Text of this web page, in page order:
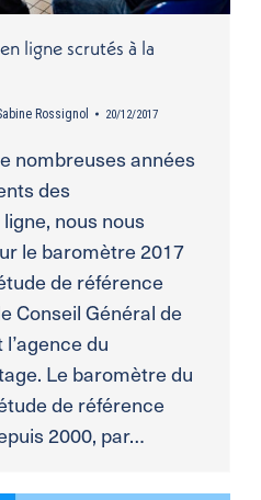
ligne scrutés à la
Rossignol 20/12/2017
nombreuses années
des
nous nous
le baromètre 2017
de référence
Conseil Général de
l’agence du
Le baromètre du
de référence
2000, par…